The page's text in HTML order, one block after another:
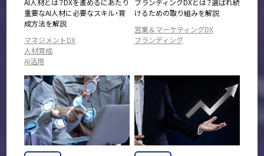
AI人材とは？DXを進めるにあたり
重要なAI人材に必要なスキル・育
成方法を解説
マネジメントDX
人材育成
AI活用
ブランディングDXとは？選ばれ続
けるための取り組みを解説
営業＆マーケティングDX
ブランディング